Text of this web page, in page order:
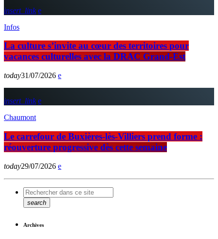
insert_link
Infos
La culture s’invite au cœur des territoires pour
vacances culturelles avec la DRAC Grand-Est
today31/07/2026
insert_link
Chaumont
Le carrefour de Buxières-lès-Villiers prend forme :
réouverture progressive dès cette semaine
today29/07/2026
search
Archives